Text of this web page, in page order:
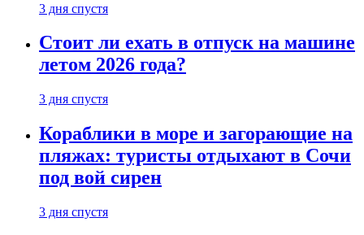
3 дня спустя
Стоит ли ехать в отпуск на машине
летом 2026 года?
3 дня спустя
Кораблики в море и загорающие на
пляжах: туристы отдыхают в Сочи
под вой сирен
3 дня спустя